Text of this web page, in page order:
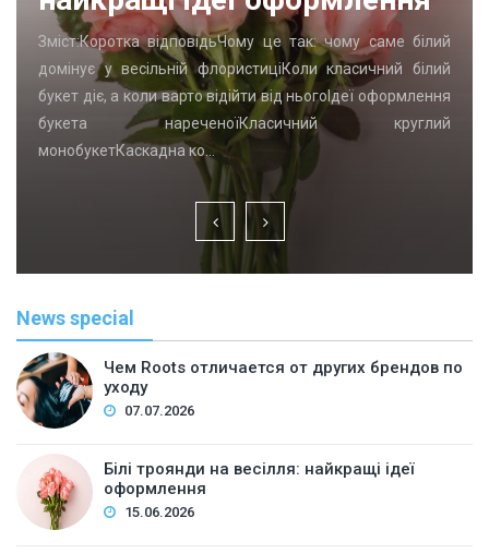
Зміст:Коротка відповідьЧому це так: чому саме білий
домінує у весільній флористиціКоли класичний білий
букет діє, а коли варто відійти від ньогоІдеї оформлення
букета нареченоїКласичний круглий
монобукетКаскадна ко…
News special
Чем Roots отличается от других брендов по
уходу
07.07.2026
Білі троянди на весілля: найкращі ідеї
оформлення
15.06.2026